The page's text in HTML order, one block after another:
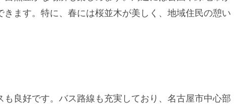
ます。特に、春には桜並木が美しく、地域住民の憩い
良好です。バス路線も充実しており、名古屋市中心部